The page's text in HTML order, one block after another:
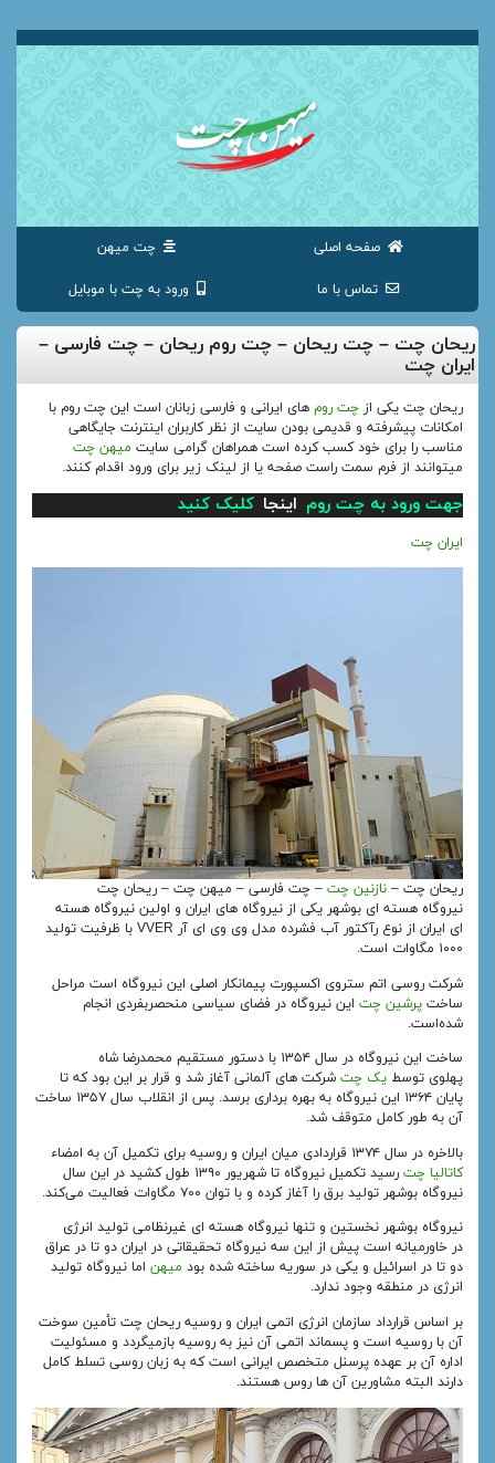
صفحه اصلی چت میهن
تماس با ما ورود به چت با موبایل
ریحان چت – چت ریحان – چت روم ریحان – چت فارسی –
ایران چت
ریحان چت یکی از چت رومهای ایرانی و فارسی زبانان است این چت روم با
امکانات پیشرفته و قدیمی بودن سایت از نظر کاربران اینترنت جایگاهی
مناسب را برای خود کسب کرده است همراهان گرامی سایت میهن چت
میتوانند از فرم سمت راست صفحه یا از لینک زیر برای ورود اقدام کنند.
جهت ورود به چت روم اینجا کلیک کنید
ایران چت
ریحان چت – نازنین چت – چت فارسی – میهن چت – ریحان چت
نیروگاه هسته‌ ای بوشهر یکی از نیروگاه‌ های ایران و اولین نیروگاه هسته‌
ای ایران از نوع رآکتور آب فشرده مدل وی وی ای آر VVER با ظرفیت تولید
۱۰۰۰ مگاوات است.
شرکت روسی اتم‌ ستروی‌ اکسپورت پیمانکار اصلی این نیروگاه است مراحل
ساخت پرشین چتاین نیروگاه در فضای سیاسی منحصربفردی انجام
شده‌است.
ساخت این نیروگاه در سال ۱۳۵۴ با دستور مستقیم محمدرضا شاه
پهلوی توسط یک چتشرکت‌ های آلمانی آغاز شد و قرار بر این بود که تا
پایان ۱۳۶۴ این نیروگاه به بهره‌ برداری برسد. پس از انقلاب سال ۱۳۵۷ ساخت
آن به‌ طور کامل متوقف شد.
بالاخره در سال ۱۳۷۴ قراردادی میان ایران و روسیه برای تکمیل آن به امضاء
کاتالیا چت
رسید تکمیل نیروگاه تا شهریور ۱۳۹۰ طول کشید در این سال
نیروگاه بوشهر تولید برق را آغاز کرده و با توان ۷۰۰ مگاوات فعالیت می‌کند.
نیروگاه بوشهر نخستین و تنها نیروگاه هسته‌ ای غیرنظامی تولید انرژی
در خاورمیانه است پیش از این سه نیروگاه تحقیقاتی در ایران دو تا در عراق
دو تا در اسرائیل و یکی در سوریه ساخته شده بود میهناما نیروگاه تولید
انرژی در منطقه وجود ندارد.
بر اساس قرارداد سازمان انرژی اتمی ایران و روسیه ریحان چت تأمین سوخت
آن با روسیه است و پسماند اتمی آن نیز به روسیه بازمیگردد و مسئولیت
اداره آن بر عهده پرسنل متخصص ایرانی است که به زبان روسی تسلط کامل
دارند البته مشاورین آن‌ ها روس هستند.